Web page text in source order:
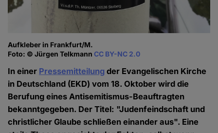
Aufkleber in Frankfurt/M.
Foto: © Jürgen TelkmannCC BY-NC 2.0
In einer Pressemitteilung der Evangelischen Kirche
in Deutschland (EKD) vom 18. Oktober wird die
Berufung eines Antisemitismus-Beauftragten
bekanntgegeben. Der Titel: "Judenfeindschaft und
christlicher Glaube schließen einander aus". Eine